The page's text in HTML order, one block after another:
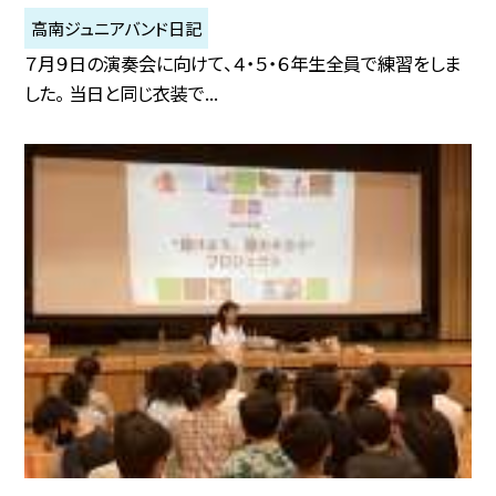
高南ジュニアバンド日記
７月９日の演奏会に向けて、４・５・６年生全員で練習をしま
した。 当日と同じ衣装で...